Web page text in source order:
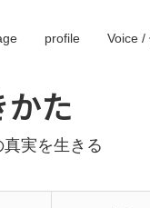
た
実を生きる
profile Voice /